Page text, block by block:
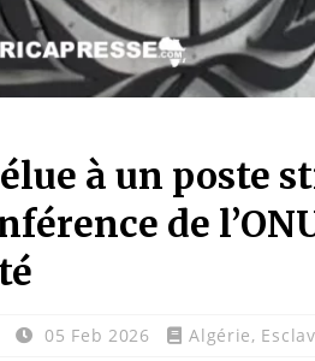
élue à un poste
de
05 Feb 2026 Algérie,